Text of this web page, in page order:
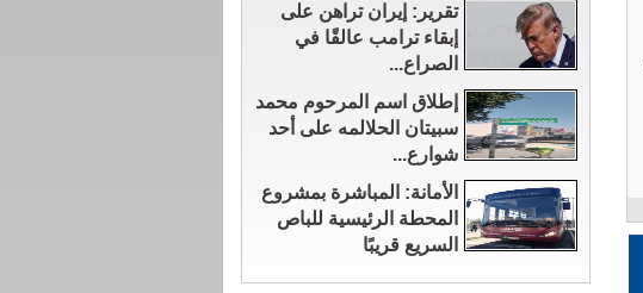
تقرير: إيران تراهن على
إبقاء ترامب عالقًا في
الصراع...
إطلاق اسم المرحوم محمد
سبيتان الحلالمه على أحد
شوارع...
الأمانة: المباشرة بمشروع
المحطة الرئيسية للباص
السريع قريبًا